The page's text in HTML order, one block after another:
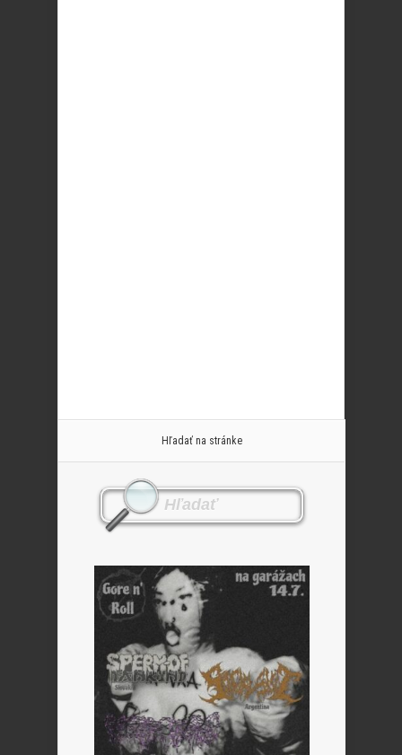
Hľadať na stránke